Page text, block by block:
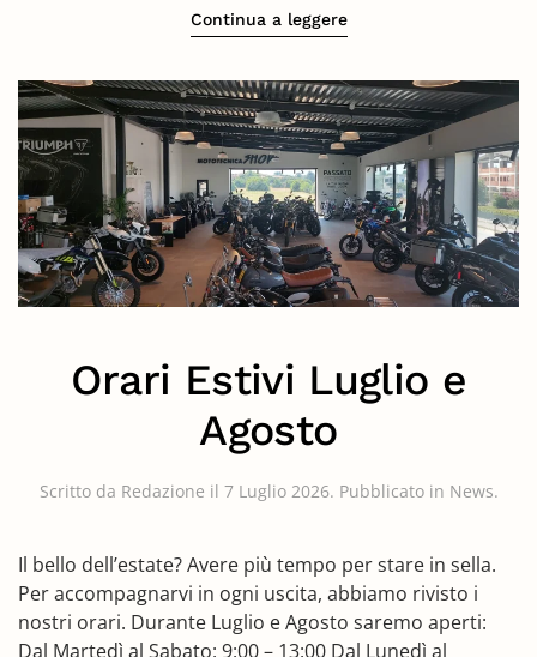
Continua a leggere
Orari Estivi Luglio e
Agosto
Scritto da Redazione il 7 Luglio 2026. Pubblicato in News.
Il bello dell’estate? Avere più tempo per stare in sella.
Per accompagnarvi in ogni uscita, abbiamo rivisto i
nostri orari. Durante Luglio e Agosto saremo aperti:
Dal Martedì al Sabato: 9:00 – 13:00 Dal Lunedì al